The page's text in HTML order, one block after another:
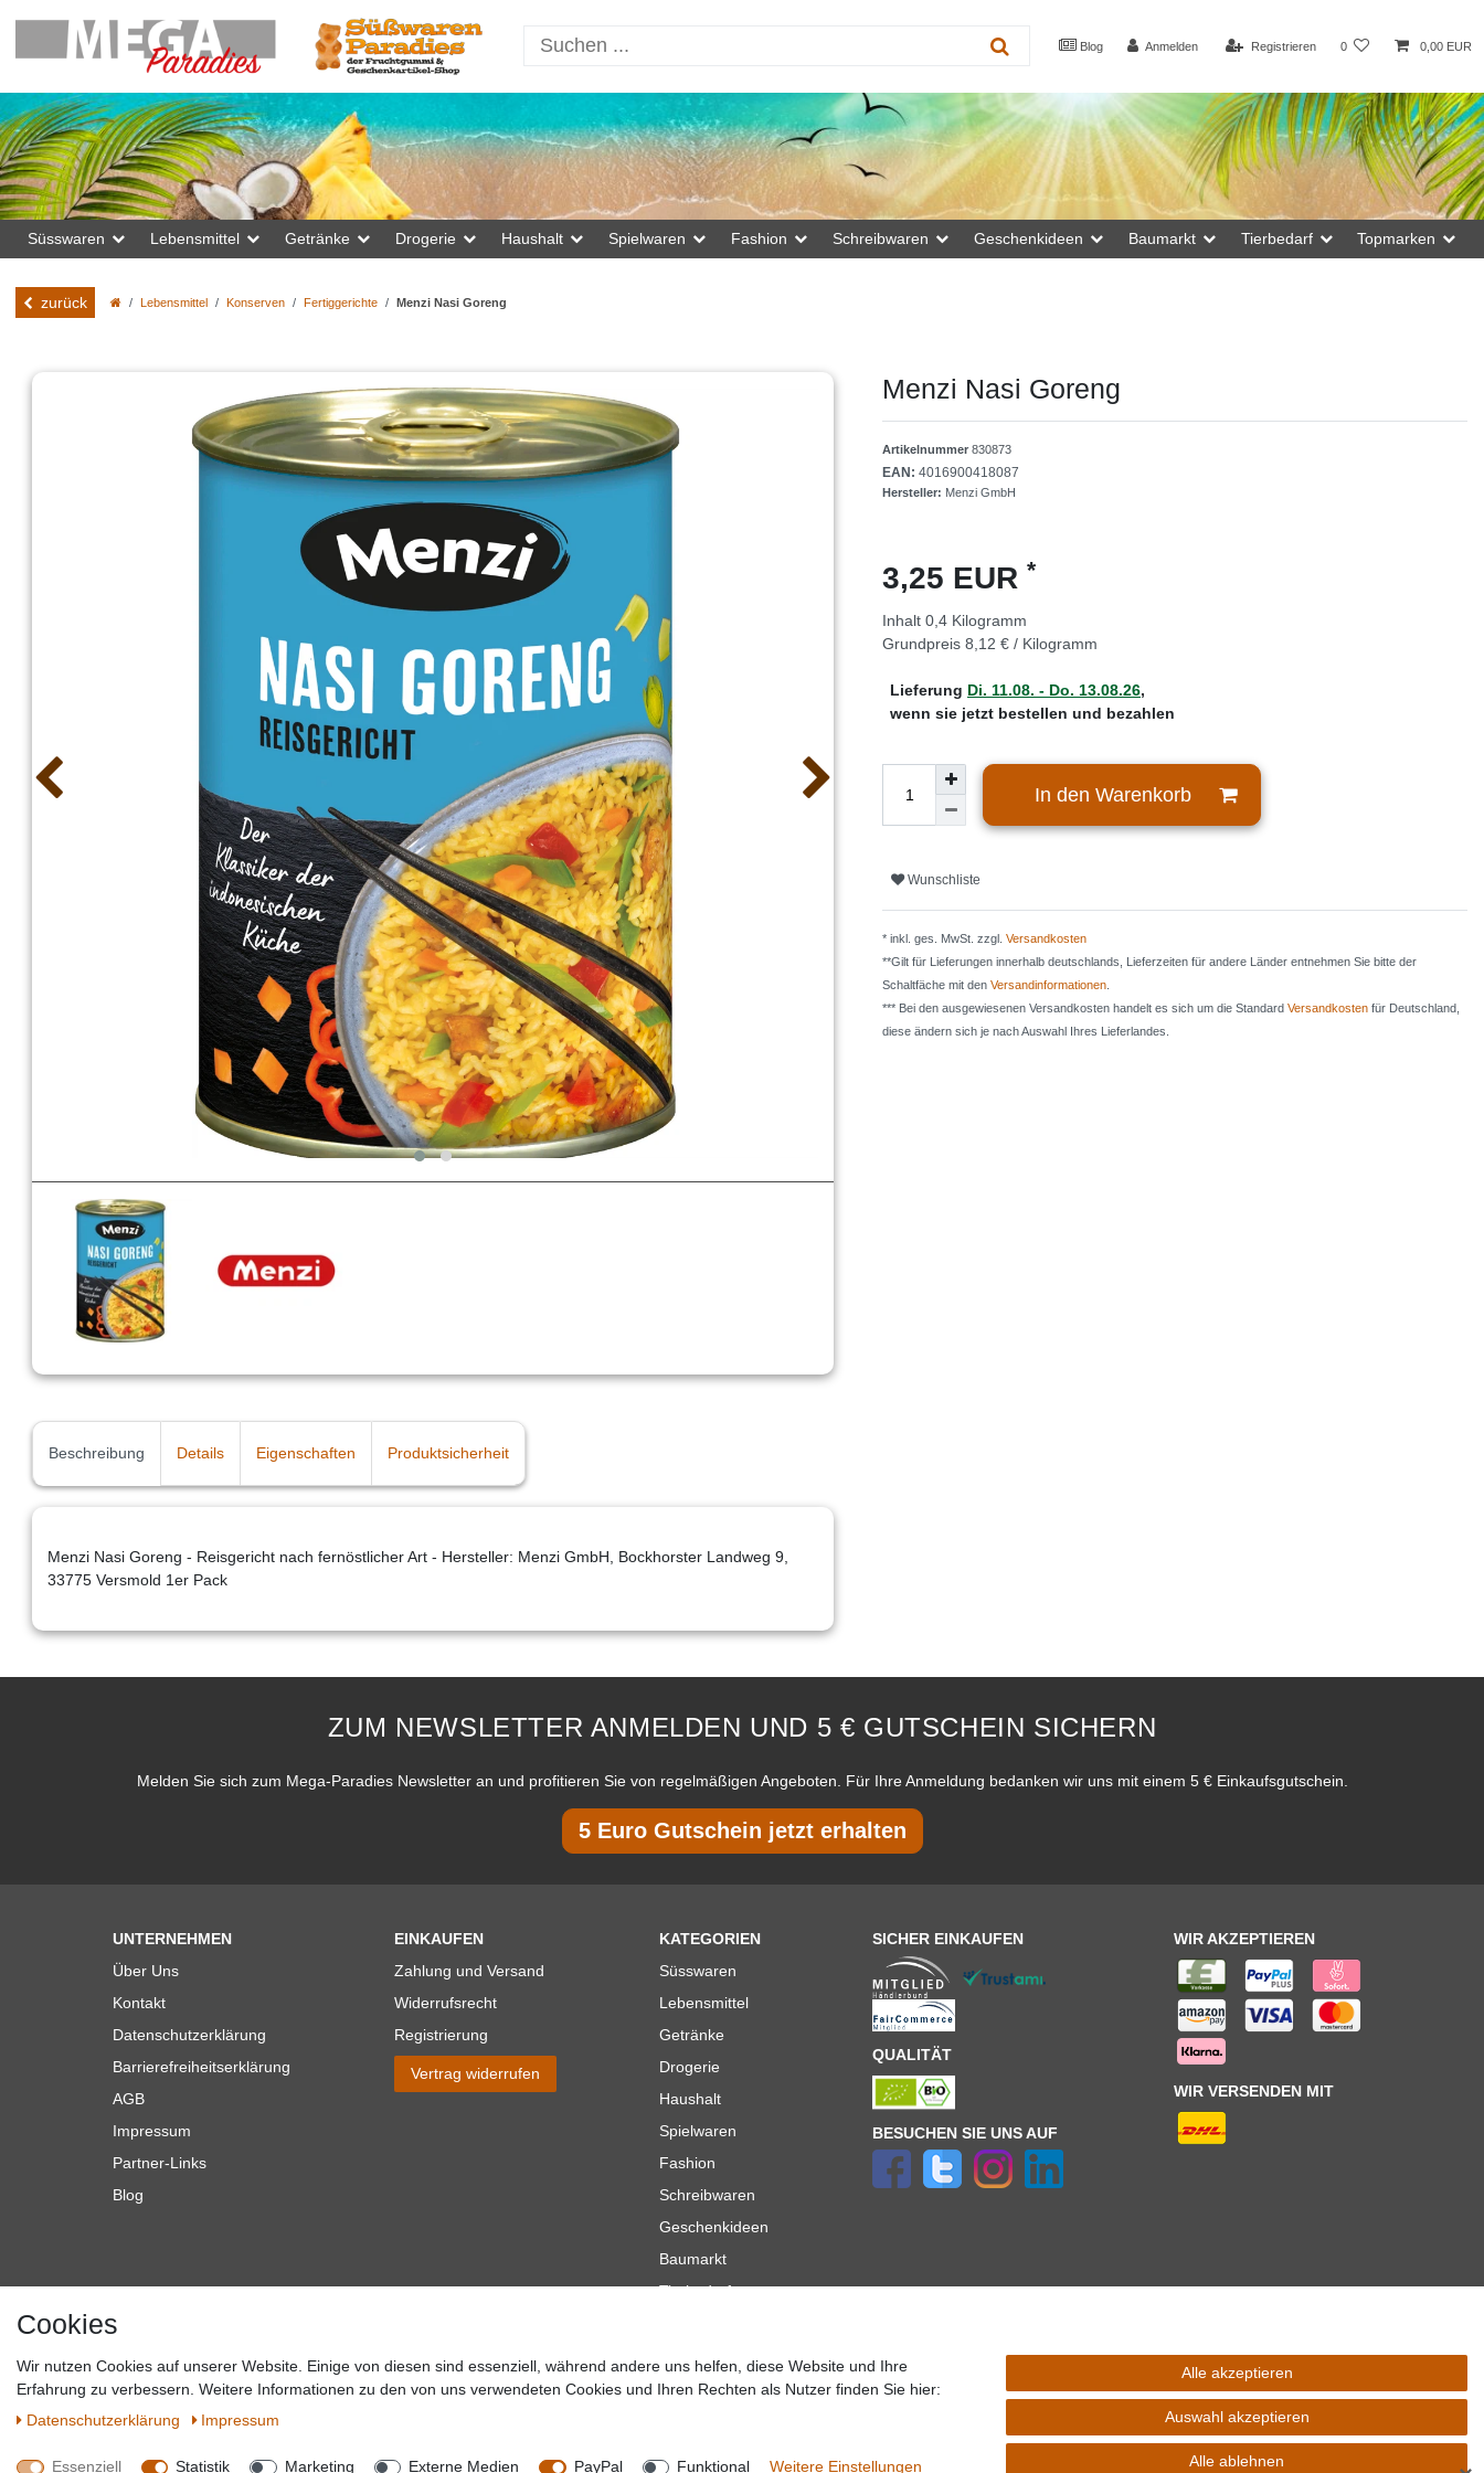
Blog Anmelden Registrieren 0 0,00 EUR
Süsswaren Lebensmittel Getränke Drogerie Haushalt Spielwaren Fashion Schreibwaren Geschenkideen Baumarkt Tierbedarf Topmarken
zurück Lebensmittel Konserven Fertiggerichte Menzi Nasi Goreng
Menzi Nasi Goreng
Artikelnummer 830873
EAN: 4016900418087
Hersteller: Menzi GmbH
3,25 EUR *
Inhalt 0,4 Kilogramm
Grundpreis 8,12 € / Kilogramm
Lieferung Di. 11.08. - Do. 13.08.26,
wenn sie jetzt bestellen und bezahlen
In den Warenkorb
Wunschliste
* inkl. ges. MwSt. zzgl. Versandkosten
**Gilt für Lieferungen innerhalb deutschlands, Lieferzeiten für andere Länder entnehmen Sie bitte der
Schaltfäche mit den Versandinformationen
*** Bei den ausgewiesenen Versandkosten handelt es sich um die Standard Versandkosten für Deutschland,
diese ändern sich je nach Auswahl Ihres Lieferlandes.
Beschreibung Details Eigenschaften Produktsicherheit
Menzi Nasi Goreng - Reisgericht nach fernöstlicher Art - Hersteller: Menzi GmbH, Bockhorster Landweg 9,
33775 Versmold 1er Pack
ZUM NEWSLETTER ANMELDEN UND 5 € GUTSCHEIN SICHERN
Melden Sie sich zum Mega-Paradies Newsletter an und profitieren Sie von regelmäßigen Angeboten. Für Ihre Anmeldung bedanken wir uns mit einem 5 € Einkaufsgutschein.
5 Euro Gutschein jetzt erhalten
UNTERNEHMEN
Über Uns
Kontakt
Datenschutzerklärung
Barrierefreiheitserklärung
AGB
Impressum
Partner-Links
Blog
EINKAUFEN
Zahlung und Versand
Widerrufsrecht
Registrierung
Vertrag widerrufen
KATEGORIEN
Süsswaren
Lebensmittel
Getränke
Drogerie
Haushalt
Spielwaren
Fashion
Schreibwaren
Geschenkideen
Baumarkt
Tierbedarf
SICHER EINKAUFEN
QUALITÄT
BESUCHEN SIE UNS AUF
WIR AKZEPTIEREN
WIR VERSENDEN MIT
*Alle Preise verstehen sich inkl. MwSt. zzgl. Versandkosten. **Gilt für Lieferungen innerhalb deutschlands, Lieferzeiten für andere Länder entnehmen Sie bitte der Schaltfäche mit den Versandinformationen . *** Bei den ausgewiesenen
für Deutschland, diese ändern sich je nach Auswahl Ihres Lieferlandes.
Cookies
Wir nutzen Cookies auf unserer Website. Einige von diesen sind essenziell, während andere uns helfen, diese Website und Ihre
Erfahrung zu verbessern. Weitere Informationen zu den von uns verwendeten Cookies und Ihren Rechten als Nutzer finden Sie hier:
Daten­schutz­erklärung
Impressum
Essenziell Statistik Marketing Externe Medien PayPal Funktional Weitere Einstellungen
Alle akzeptieren
Auswahl akzeptieren
Alle ablehnen